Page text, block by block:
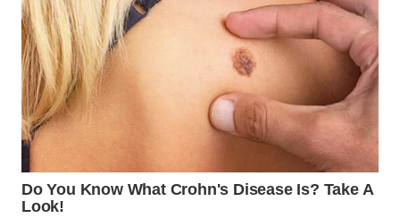
WN
KUNINGAN
WN
MAJALENGKA
SUBANG